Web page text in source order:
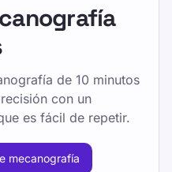
de 10 minutos
con un
es fácil de repetir.
mecanografía